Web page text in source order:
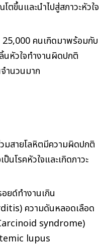
ตขึ้นและนำไปสู่สภาวะหัวใจ
คนเกิดมาพร้อมกับ
นหัวใจทำงานผิดปกติ
ำนวนมาก
มสายโลหิตมีความผิดปกติ
โรคหัวใจและเกิดภาวะ
ยด์ทำงานเกิน
ความดันหลอดเลือด
syndrome)
lupus